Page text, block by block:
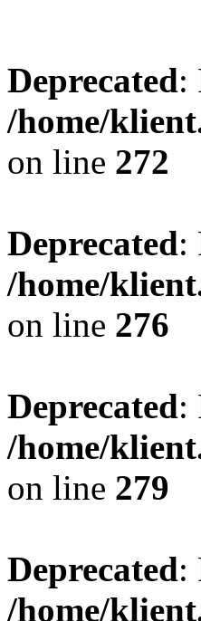
Deprecated:
/home/
on line 272
Deprecated:
/home/
on line 276
Deprecated:
/home/
on line 279
Deprecated:
/home/